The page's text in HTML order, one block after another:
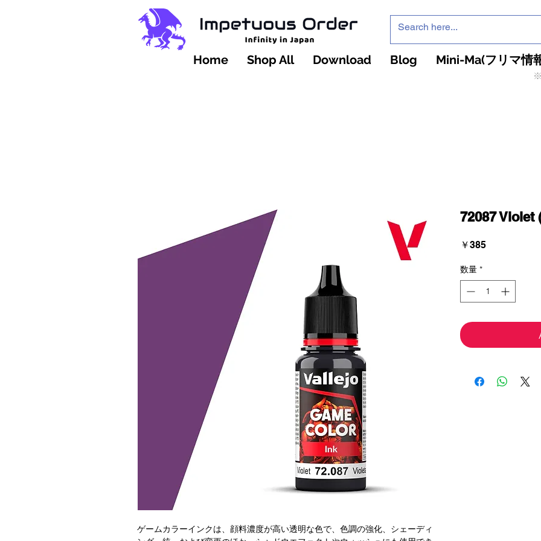
Home Shop All Download Blog Mini-Ma(フリマ情
ゲームカラーインクは、顔料濃度が高い透明な色で、色調の強化、シェーディ
72087 Violet
￥385価
数量 *